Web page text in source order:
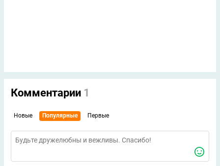
Комментарии 1
Новые Популярные Первые